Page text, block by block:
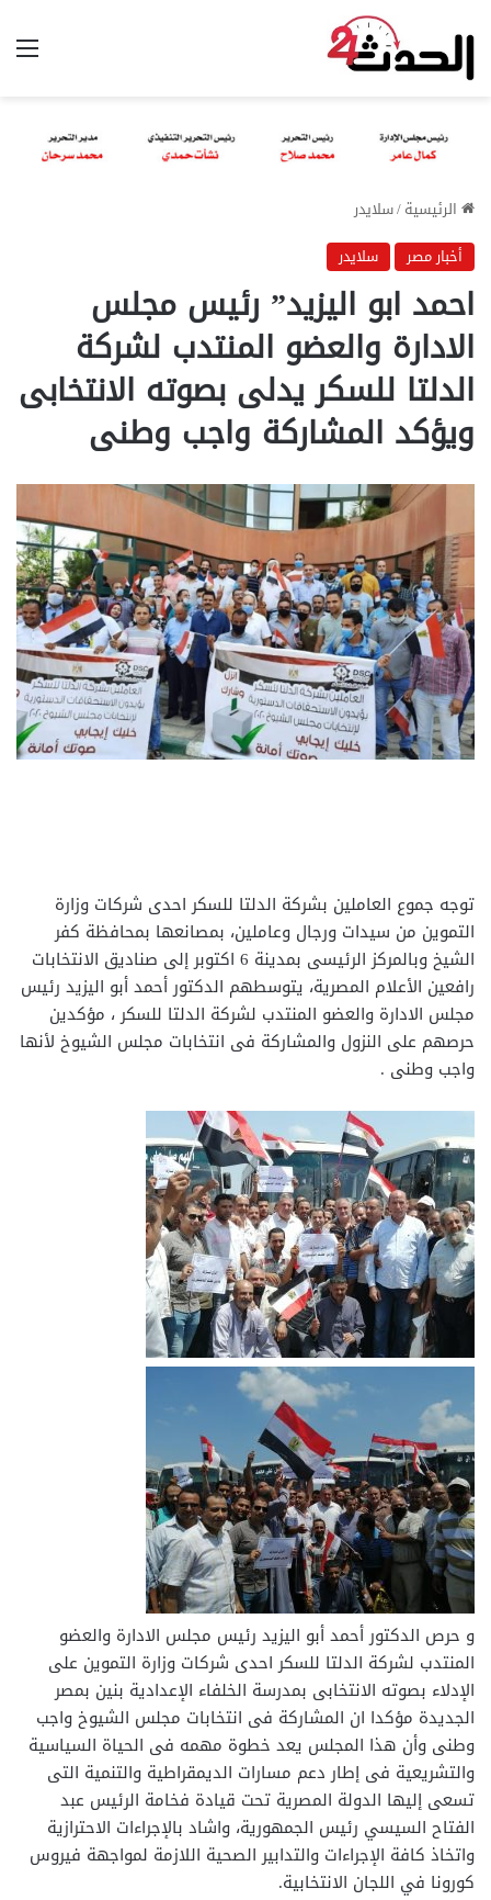
الرئيسية/سلايدر
أخبار مصر
سلايدر
احمد ابو اليزيد” رئيس مجلس
الادارة والعضو المنتدب لشركة
الدلتا للسكر يدلى بصوته الانتخابى
ويؤكد المشاركة واجب وطنى
توجه جموع العاملين بشركة الدلتا للسكر احدى شركات وزارة
التموين من سيدات ورجال وعاملين، بمصانعها بمحافظة كفر
الشيخ وبالمركز الرئيسى بمدينة 6 اكتوبر إلى صناديق الانتخابات
رافعين الأعلام المصرية، يتوسطهم الدكتور أحمد أبو اليزيد رئيس
مجلس الادارة والعضو المنتدب لشركة الدلتا للسكر ، مؤكدين
حرصهم على النزول والمشاركة فى انتخابات مجلس الشيوخ لأنها
واجب وطنى .
و حرص الدكتور أحمد أبو اليزيد رئيس مجلس الادارة والعضو
المنتدب لشركة الدلتا للسكر احدى شركات وزارة التموين على
الإدلاء بصوته الانتخابى بمدرسة الخلفاء الإعدادية بنين بمصر
الجديدة مؤكدا ان المشاركة فى انتخابات مجلس الشيوخ واجب
وطنى وأن هذا المجلس يعد خطوة مهمه فى الحياة السياسية
والتشريعية فى إطار دعم مسارات الديمقراطية والتنمية التى
تسعى إليها الدولة المصرية تحت قيادة فخامة الرئيس عبد
الفتاح السيسي رئيس الجمهورية، واشاد بالإجراءات الاحترازية
واتخاذ كافة الإجراءات والتدابير الصحية اللازمة لمواجهة فيروس
كورونا في اللجان الانتخابية.